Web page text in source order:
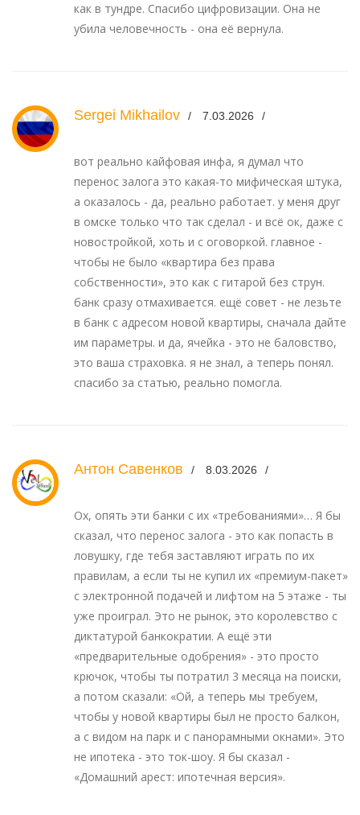
как в тундре. Спасибо цифровизации. Она не
убила человечность - она её вернула.
Sergei Mikhailov 7.03.2026
вот реально кайфовая инфа, я думал что
перенос залога это какая-то мифическая штука,
а оказалось - да, реально работает. у меня друг
в омске только что так сделал - и всё ок, даже с
новостройкой, хоть и с оговоркой. главное -
чтобы не было «квартира без права
собственности», это как с гитарой без струн.
банк сразу отмахивается. ещё совет - не лезьте
в банк с адресом новой квартиры, сначала дайте
им параметры. и да, ячейка - это не баловство,
это ваша страховка. я не знал, а теперь понял.
спасибо за статью, реально помогла.
Антон Савенков 8.03.2026
Ох, опять эти банки с их «требованиями»… Я бы
сказал, что перенос залога - это как попасть в
ловушку, где тебя заставляют играть по их
правилам, а если ты не купил их «премиум-пакет»
с электронной подачей и лифтом на 5 этаже - ты
уже проиграл. Это не рынок, это королевство с
диктатурой банкократии. А ещё эти
«предварительные одобрения» - это просто
крючок, чтобы ты потратил 3 месяца на поиски,
а потом сказали: «Ой, а теперь мы требуем,
чтобы у новой квартиры был не просто балкон,
а с видом на парк и с панорамными окнами». Это
не ипотека - это ток-шоу. Я бы сказал -
«Домашний арест: ипотечная версия».